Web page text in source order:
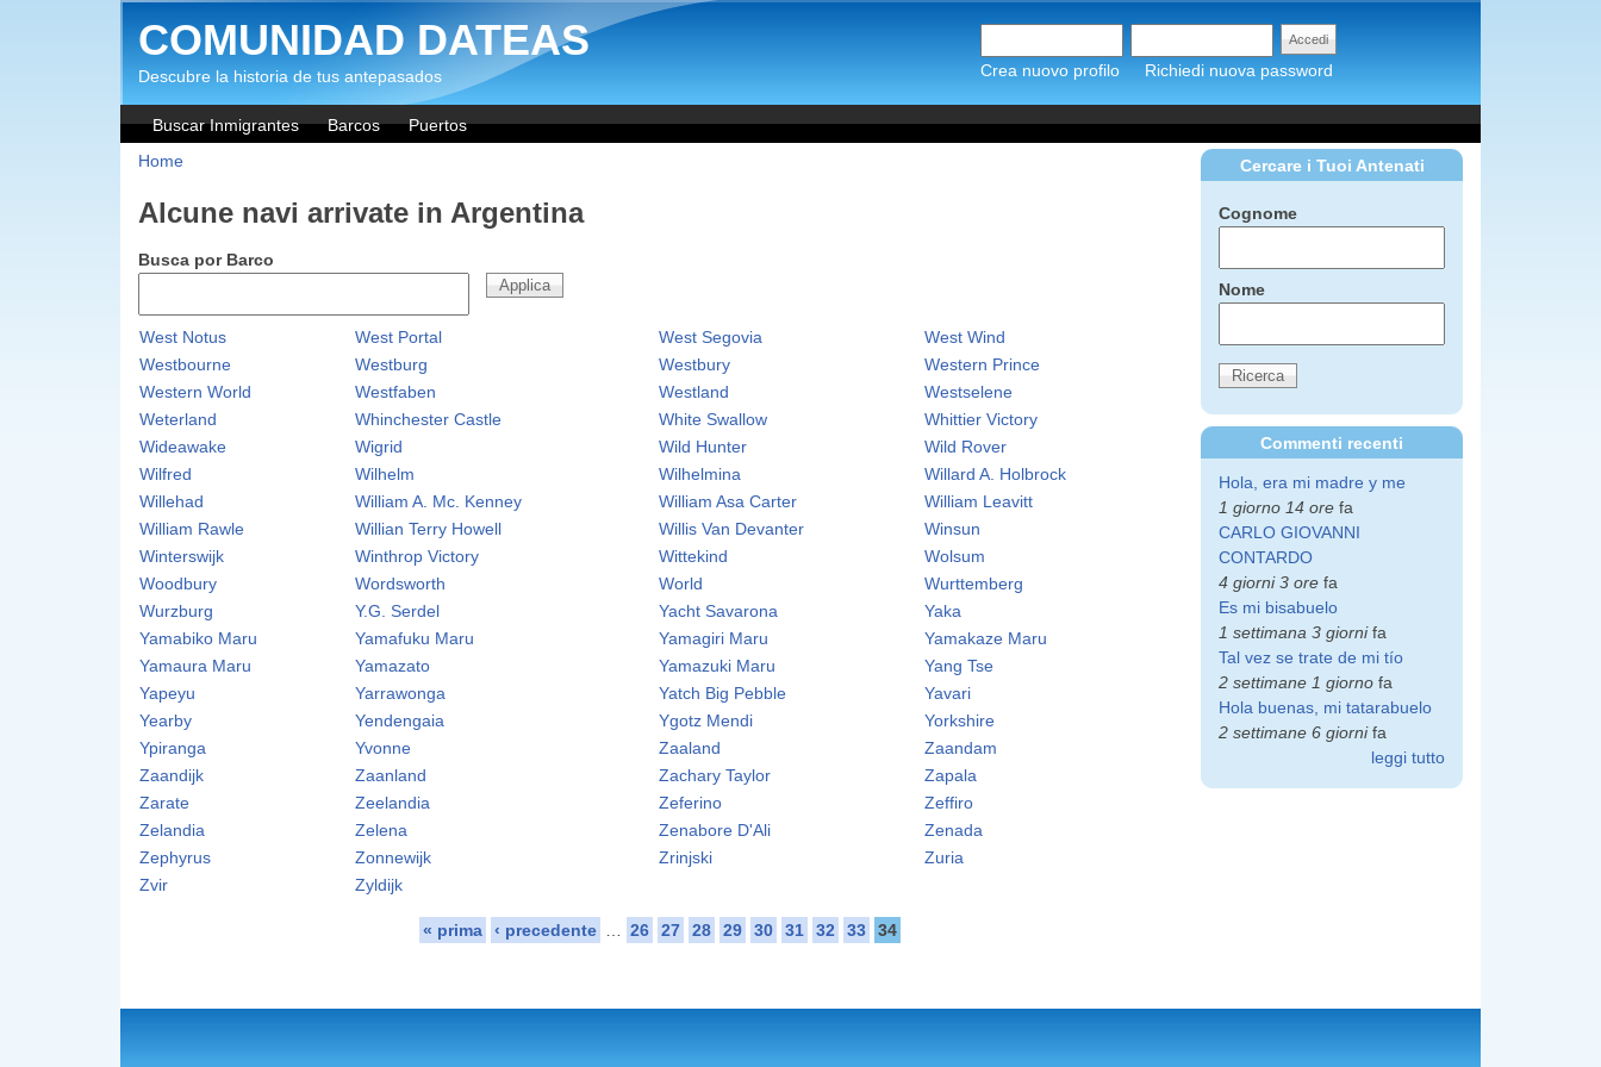
Salta al contenuto principale
Crea nuovo profilo Richiedi nuova password
COMUNIDAD DATEAS
Descubre la historia de tus antepasados
Buscar Inmigrantes Barcos
Puertos
Home
Alcune navi arrivate in Argentina
Busca por Barco
West Notus West Portal West Segovia
West Wind
Westbourne
Westburg Westbury
Western Prince
Western World
Westfaben Westland
Westselene
Weterland
Whinchester Castle White Swallow
Whittier Victory
Wideawake
Wigrid Wild Hunter
Wild Rover
Wilfred
Wilhelm Wilhelmina
Willard A. Holbrock
Willehad
William A. Mc. Kenney William Asa Carter
William Leavitt
William Rawle
Willian Terry Howell Willis Van Devanter
Winsun
Winterswijk
Winthrop Victory Wittekind
Wolsum
Woodbury
Wordsworth World
Wurttemberg
Wurzburg
Y.G. Serdel Yacht Savarona
Yaka
Yamabiko Maru
Yamafuku Maru Yamagiri Maru
Yamakaze Maru
Yamaura Maru
Yamazato Yamazuki Maru
Yang Tse
Yapeyu
Yarrawonga Yatch Big Pebble
Yavari
Yearby
Yendengaia Ygotz Mendi
Yorkshire
Ypiranga
Yvonne Zaaland
Zaandam
Zaandijk
Zaanland Zachary Taylor
Zapala
Zarate
Zeelandia Zeferino
Zeffiro
Zelandia
Zelena Zenabore D'Ali
Zenada
Zephyrus
Zonnewijk Zrinjski
Zuria
Zvir
Zyldijk
« prima ‹ precedente 26 27 28 29 30 31 32 33 34
Cercare i Tuoi Antenati
Cognome
Nome
Commenti recenti
Hola, era mi madre y me
1 giorno 14 ore fa
CARLO GIOVANNI
CONTARDO
4 giorni 3 ore fa
Es mi bisabuelo
1 settimana 3 giornifa
Tal vez se trate de mi tío
2 settimane 1 giorno fa
Hola buenas, mi tatarabuelo
2 settimane 6 giornifa
leggi tutto